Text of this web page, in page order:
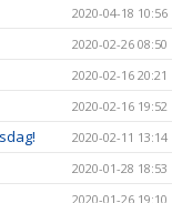
2020-04-18 10:56
2020-02-26 08:50
2020-02-16 20:21
2020-02-16 19:52
2020-02-11 13:14
2020-01-28 18:53
2020-01-26 19:10